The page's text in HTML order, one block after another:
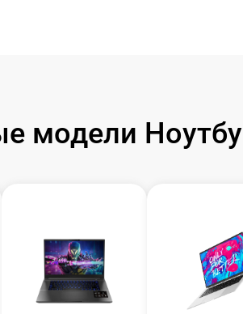
модели